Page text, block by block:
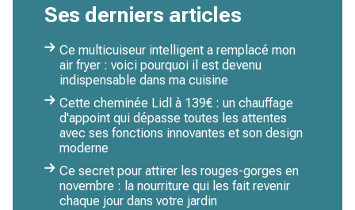
Ses derniers articles
Ce multicuiseur intelligent a remplacé mon
air fryer : voici pourquoi il est devenu
indispensable dans ma cuisine
Cette cheminée Lidl à 139€ : un chauffage
d'appoint qui dépasse toutes les attentes
avec ses fonctions innovantes et son design
moderne
Ce secret pour attirer les rouges-gorges en
novembre : la nourriture qui les fait revenir
chaque jour dans votre jardin